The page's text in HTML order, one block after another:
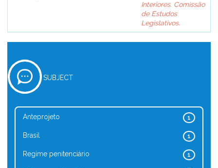
Interiores. Comissão
de Estudos
Legislativos.
SUBJECT
1
Anteprojeto
1
Brasil
1
Regime penitenciário